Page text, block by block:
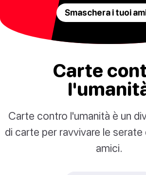
Smaschera i tuoi
Carte
Carte contro l'umanità è un
di carte per ravvivare le
amici.